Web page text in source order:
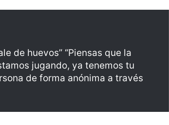
de huevos” “Piensas que la
jugando, ya tenemos tu
de forma anónima a través